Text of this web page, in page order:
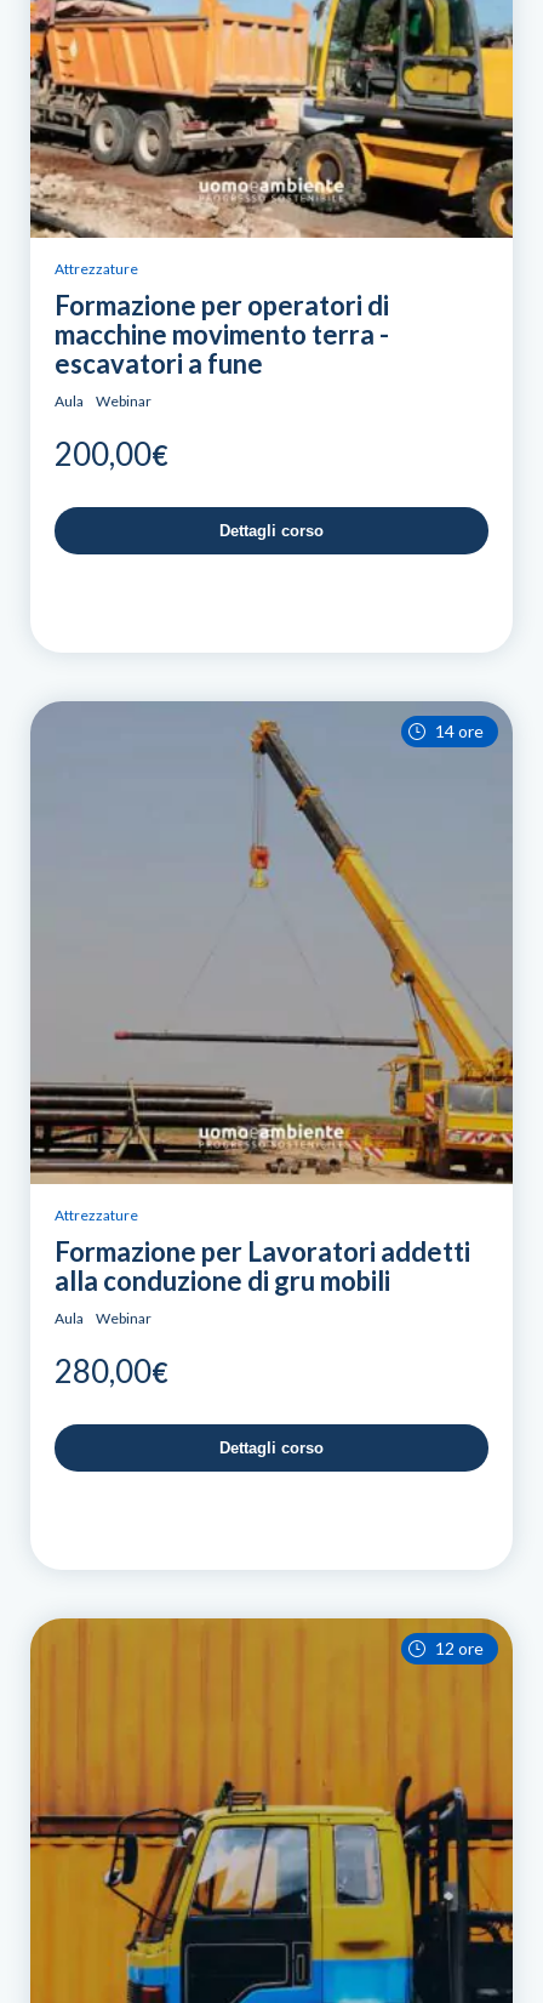
Attrezzature
Formazione per operatori di
macchine movimento terra -
escavatori a fune
Aula Webinar
200,00€
Dettagli corso
Attrezzature
Formazione per Lavoratori addetti
alla conduzione di gru mobili
Aula Webinar
14 ore
280,00€
Dettagli corso
12 ore